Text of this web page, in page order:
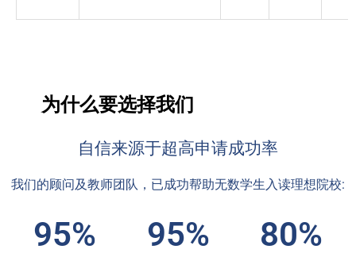
为什么要选择我们
自信来源于超高申请成功率
我们的顾问及教师团队，已成功帮助无数学生入读理想院校:
95% 95% 80%